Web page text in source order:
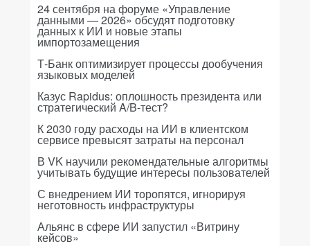
24 сентября на форуме «Управление
данными — 2026» обсудят подготовку
данных к ИИ и новые этапы
импортозамещения
Т-Банк оптимизирует процессы дообучения
языковых моделей
Казус Rapidus: оплошность президента или
стратегический A/B-тест?
К 2030 году расходы на ИИ в клиентском
сервисе превысят затраты на персонал
В VK научили рекомендательные алгоритмы
учитывать будущие интересы пользователей
С внедрением ИИ торопятся, игнорируя
неготовность инфраструктуры
Альянс в сфере ИИ запустил «Витрину
кейсов»